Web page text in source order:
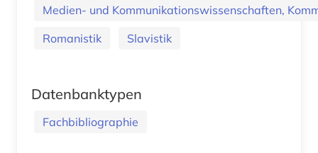
Medien- und Kommunikationswissenschaften,
Romanistik
Slavistik
Datenbanktypen
Fachbibliographie